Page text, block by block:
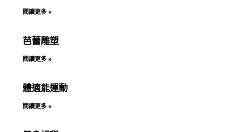
閱讀更多 »
芭蕾雕塑
閱讀更多 »
體適能運動
閱讀更多 »